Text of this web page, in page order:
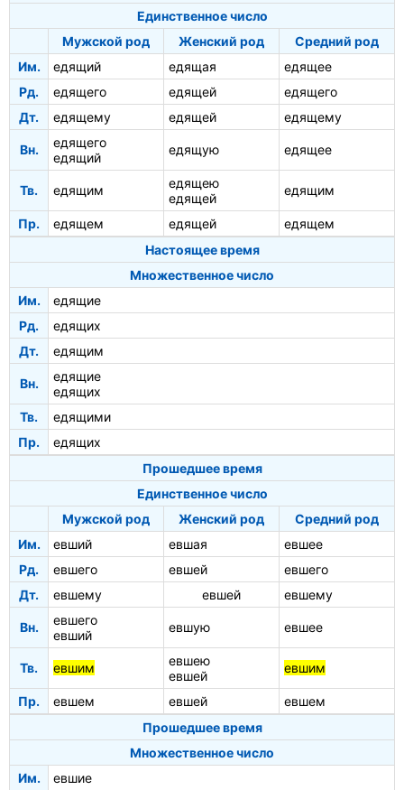
Единственное число
Мужской род
Женский род
Средний род
Им.
едящий едящая
едящее
Рд.
едящего едящей
едящего
Дт.
едящему едящей едящему
Вн.
едящего
едящий
едящую едящее
Тв. едящим
едящею
едящей
едящим
Пр. едящем едящей
едящем
Настоящее время
Множественное число
Им.
едящие
Рд.
едящих
Дт.
едящим
Вн.
едящие
едящих
Тв.
едящими
Пр.
едящих
Прошедшее время
Единственное число
Мужской род
Женский род
Средний род
Им.
евший евшая
евшее
Рд.
евшего евшей
евшего
Дт.
евшему евшей евшему
Вн.
евшего
евший
евшую евшее
Тв. евшим
евшею
евшей
евшим
Пр. евшем евшей
евшем
Прошедшее время
Множественное число
Им.
евшие